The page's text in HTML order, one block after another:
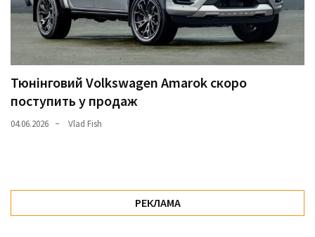
Тюнінговий Volkswagen Amarok скоро
поступить у продаж
04.06.2026 Vlad Fish
РЕКЛАМА